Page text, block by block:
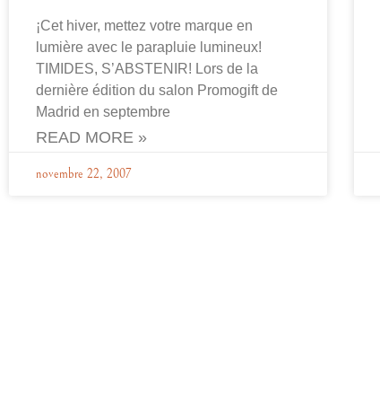
¡Cet hiver, mettez votre marque en
lumière avec le parapluie lumineux!
TIMIDES, S’ABSTENIR! Lors de la
dernière édition du salon Promogift de
Madrid en septembre
READ MORE »
novembre 22, 2007